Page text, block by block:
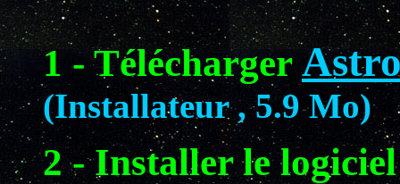
1 - Télécharger
(Installateur , 5.9 Mo)
2 - Installer le logiciel